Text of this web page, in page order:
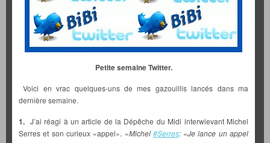
Petite semaine Twitter.
Voici en vrac quelques-uns de mes gazouillis lancés dans ma
dernière semaine.
1. J’ai réagi à un article de la Dépêche du Midi interwievant Michel
Serres et son curieux «appel». «Michel #Serres: «Je lance un appel